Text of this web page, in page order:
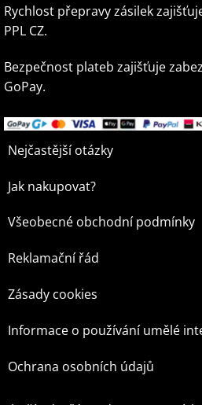
Rychlost přepravy zásilek
PPL CZ.
Bezpečnost plateb zajišťuje
GoPay.
Nejčastější otázky
Jak nakupovat?
Všeobecné obchodní podmínky
Reklamační řád
Zásady cookies
Informace o používání umělé
Ochrana osobních údajů